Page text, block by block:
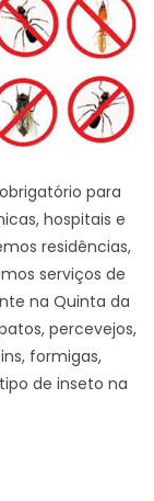
para
hospitais e
residências,
serviços de
na Quinta da
percevejos,
formigas,
de inseto na